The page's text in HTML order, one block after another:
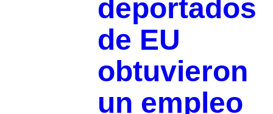
deportados
de EU
obtuvieron
un empleo